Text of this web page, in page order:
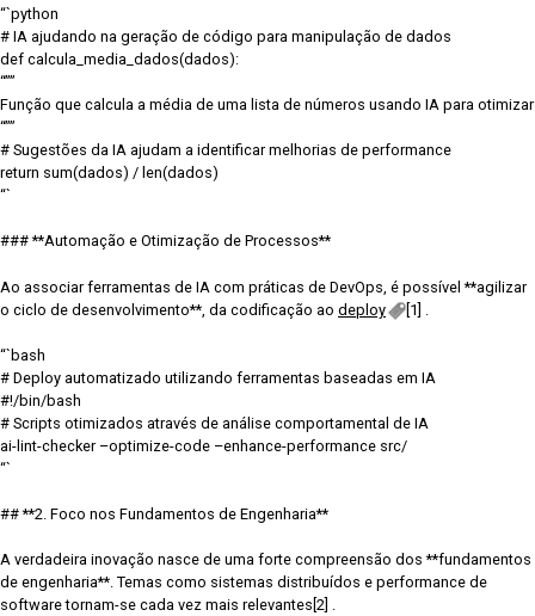
“`python
# IA ajudando na geração de código para manipulação de dados
def calcula_media_dados(dados):
“””
Função que calcula a média de uma lista de números usando IA para otimizar
“””
# Sugestões da IA ajudam a identificar melhorias de performance
return sum(dados) / len(dados)
“`
### **Automação e Otimização de Processos**
Ao associar ferramentas de IA com práticas de DevOps, é possível **agilizar
o ciclo de desenvolvimento**, da codificação ao deploy [1] .
“`bash
# Deploy automatizado utilizando ferramentas baseadas em IA
#!/bin/bash
# Scripts otimizados através de análise comportamental de IA
ai-lint-checker –optimize-code –enhance-performance src/
“`
## **2. Foco nos Fundamentos de Engenharia**
A verdadeira inovação nasce de uma forte compreensão dos **fundamentos
de engenharia**. Temas como sistemas distribuídos e performance de
software tornam-se cada vez mais relevantes[2] .